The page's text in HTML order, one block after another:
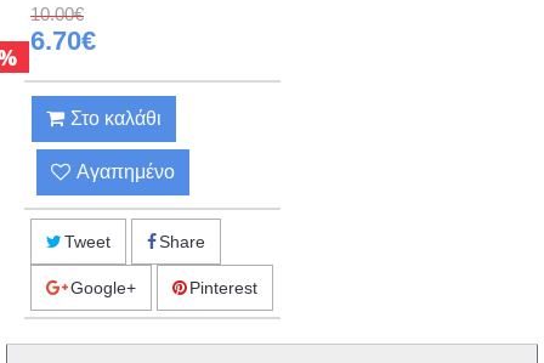
10.00€
6.70€
Στο καλάθι
Αγαπημένο
Tweet Share
Google+ Pinterest